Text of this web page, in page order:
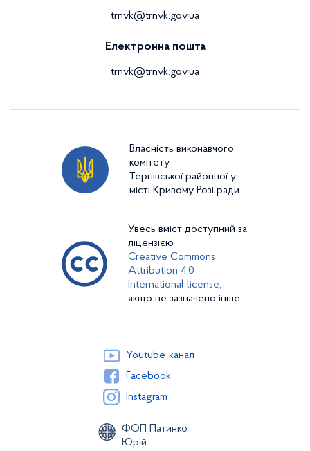
trnvk@trnvk.gov.ua
Електронна пошта
trnvk@trnvk.gov.ua
Власність виконавчого
комітету
Тернівської районної у
місті Кривому Розі ради
Увесь вміст доступний за
ліцензією
Creative Commons
Attribution 4.0
International license,
якщо не зазначено інше
Youtube-канал
Facebook
Instagram
ФОП Патинко
Юрій